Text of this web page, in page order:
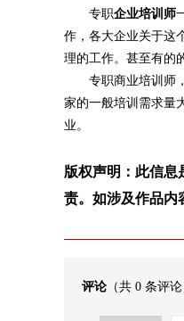
专职企业培训师
作，各大企业关于这
理的工作。甚至有的
专职商业培训师，
家的一般培训需求量
业。
版权声明：此信息
责。如涉及作品内
评论 （共 0 条评论